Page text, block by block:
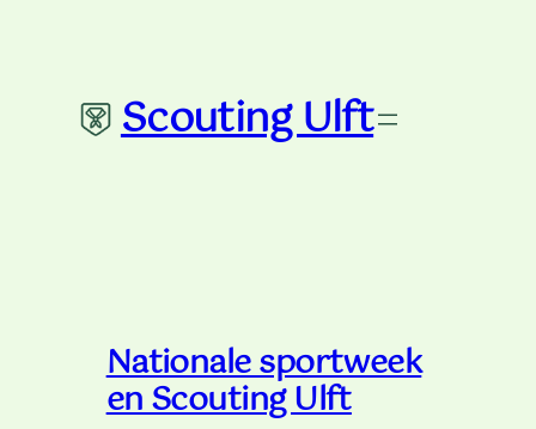
Scouting Ulft
Nationale sportweek
en Scouting Ulft